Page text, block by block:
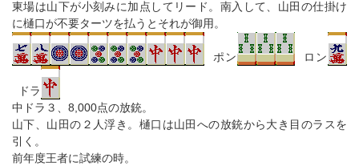
東場は山下が小刻みに加点してリード。南入して、山田の仕掛け
に樋口が不要ターツを払うとそれが御用。
ポン ロン
ドラ
中ドラ３、8,000点の放銃。
山下、山田の２人浮き。樋口は山田への放銃から大き目のラスを
引く。
前年度王者に試練の時。